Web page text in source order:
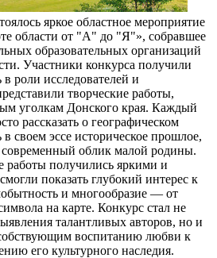
яркое областное мероприятие
области от "А" до "Я"», собравшее
образовательных организаций
Участники конкурса получили
роли исследователей и
творческие работы,
уголкам Донского края. Каждый
рассказать о географическом
своем эссе историческое прошлое,
облик малой родины.
получились яркими и
показать глубокий интерес к
и многообразие — от
на карте. Конкурс стал не
талантливых авторов, но и
воспитанию любви к
его культурного наследия.